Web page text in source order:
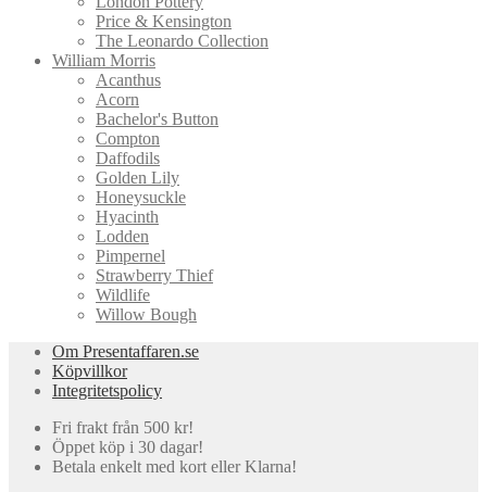
Price & Kensington
The Leonardo Collection
William Morris
Acanthus
Acorn
Bachelor's Button
Compton
Daffodils
Golden Lily
Honeysuckle
Hyacinth
Lodden
Pimpernel
Strawberry Thief
Wildlife
Willow Bough
Om Presentaffaren.se
Köpvillkor
Integritetspolicy
Fri frakt från 500 kr!
Öppet köp i 30 dagar!
Betala enkelt med kort eller Klarna!